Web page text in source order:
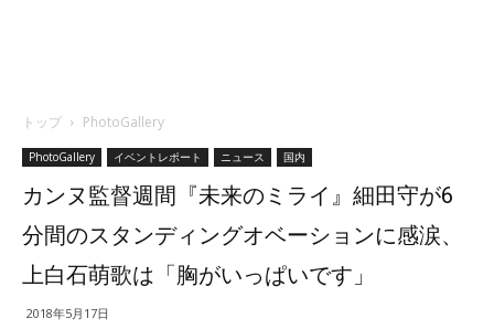
トップ PhotoGallery
PhotoGallery イベントレポート ニュース 国内
カンヌ監督週間『未来のミライ』細田守が6
分間のスタンディングオベーションに感涙、
上白石萌歌は「胸がいっぱいです」
2018年5月17日